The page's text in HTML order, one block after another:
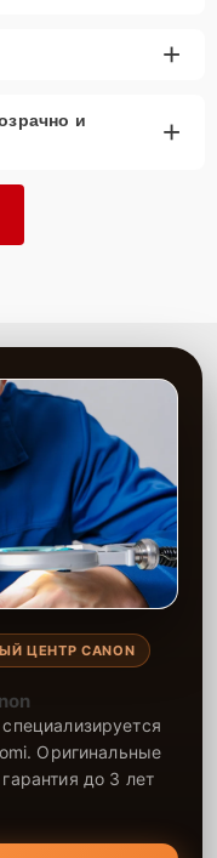
+
и
+
ЦЕНТР CANON
Оригинальные
до 3 лет